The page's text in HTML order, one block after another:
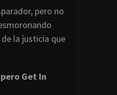
pero no
la justicia que
Get In